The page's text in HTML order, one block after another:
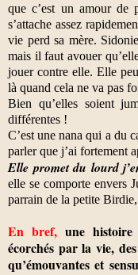
que c’est un amour de
s’attache assez
vie perd sa mère.
mais il faut avouer
jouer contre elle. Elle
là quand cela ne va pas
Bien qu’elles soient
différentes !
C’est une nana qui a du
parler que j’ai fortement
Elle promet du lourd
elle se comporte envers
parrain de la petite
En bref,une histoire
écorchés par la vie,
qu’émouvantes et